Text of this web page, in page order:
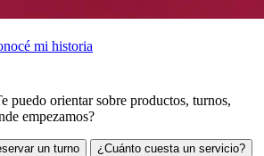
mi historia
puedo orientar sobre productos, turnos,
empezamos?
un turno
¿Cuánto cuesta un servicio?